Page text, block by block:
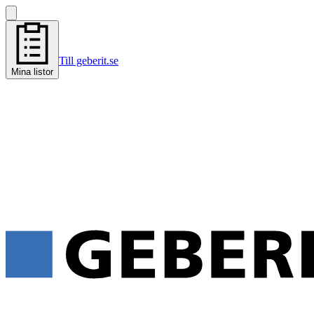
Mina listor
Till geberit.se